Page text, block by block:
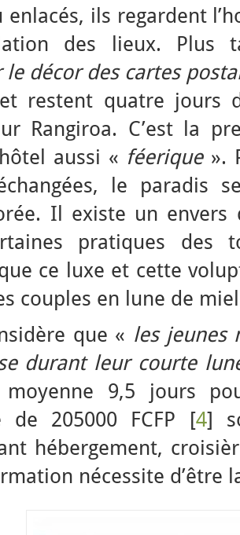
enlacés, ils regardent
des lieux. Plus
le décor des cartes
restent quatre jours
Rangiroa. C’est la
aussi « féerique».
le paradis
Il existe un envers
pratiques des
ce luxe et cette
couples en lune de
que « les jeunes
durant leur courte
9,5 jours
de 205000 FCFP [4]
hébergement,
nécessite d’être